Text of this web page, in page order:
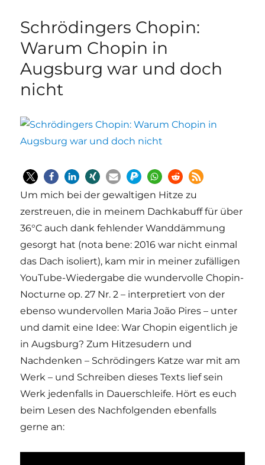
Schrödingers Chopin:
Warum Chopin in
Augsburg war und doch
nicht
Um mich bei der gewaltigen Hitze zu
zerstreuen, die in meinem Dachkabuff für über
36°C auch dank fehlender Wanddämmung
gesorgt hat (nota bene: 2016 war nicht einmal
das Dach isoliert), kam mir in meiner zufälligen
YouTube-Wiedergabe die wundervolle Chopin-
Nocturne op. 27 Nr. 2 – interpretiert von der
ebenso wundervollen Maria João Pires – unter
und damit eine Idee: War Chopin eigentlich je
in Augsburg? Zum Hitzesudern und
Nachdenken – Schrödingers Katze war mit am
Werk – und Schreiben dieses Texts lief sein
Werk jedenfalls in Dauerschleife. Hört es euch
beim Lesen des Nachfolgenden ebenfalls
gerne an: